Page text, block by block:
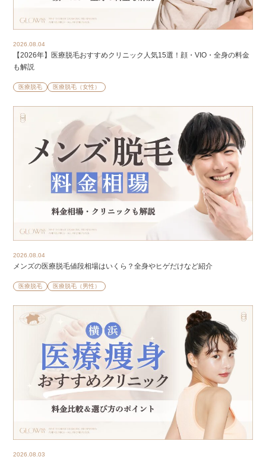
2026.08.04
【2026年】医療脱毛おすすめクリニック人気15選！顔・VIO・全身の料金
も解説
医療脱毛 医療脱毛（女性）
2026.08.04
メンズの医療脱毛値段相場はいくら？全身やヒゲだけなど紹介
医療脱毛 医療脱毛（男性）
2026.08.03